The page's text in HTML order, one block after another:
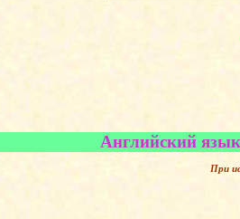
Английский
При